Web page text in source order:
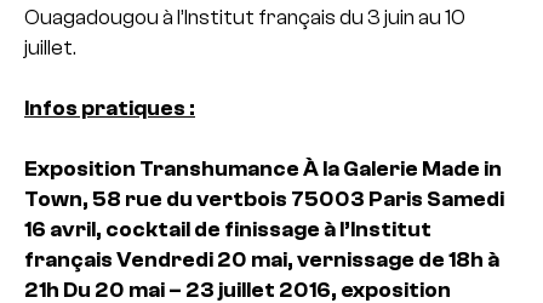
Ouagadougou à l’Institut français du 3 juin au 10
juillet.
Infos pratiques :
Exposition Transhumance À la Galerie Made in
Town, 58 rue du vertbois 75003 Paris Samedi
16 avril, cocktail de finissage à l’Institut
français Vendredi 20 mai, vernissage de 18h à
21h Du 20 mai – 23 juillet 2016, exposition